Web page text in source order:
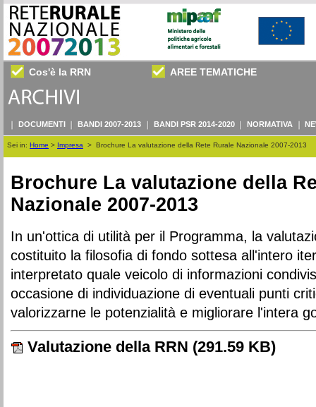
Cos'è la RRN AREE TEMATICHE
DOCUMENTI BANDI 2007-2013 BANDI PSR 2014-2020 NORMATIVA
Sei in: Home > Impresa > Brochure La valutazione della Rete Rurale Nazionale 2007-2013
Brochure La valutazione della
Nazionale 2007-2013
In un'ottica di utilità per il Programma, la
costituito la filosofia di fondo sottesa all'intero
interpretato quale veicolo di informazioni
occasione di individuazione di eventuali punti
valorizzarne le potenzialità e migliorare l'intera
Valutazione della RRN (291.59 KB)